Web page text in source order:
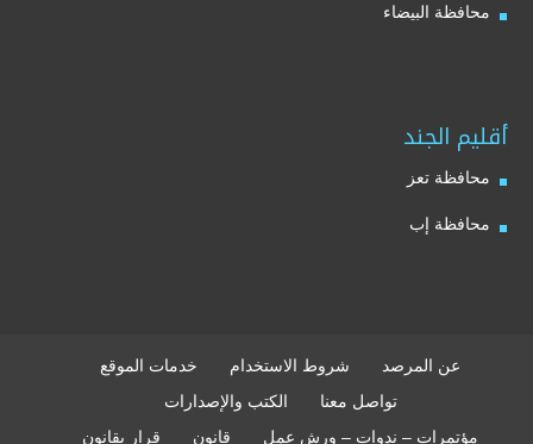
محافظة البيضاء
أقليم الجند
محافظة تعز
محافظة إب
عن المرصد شروط الاستخدام
خدمات الموقع
تواصل معنا
الكتب والإصدارات
مؤتمرات – ندوات – ورش عمل
قانون قرار بقانون